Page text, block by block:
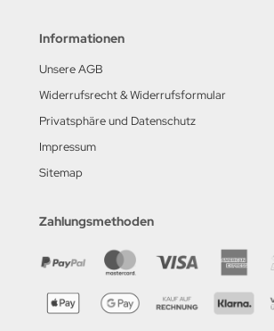
Informationen
Unsere AGB
Widerrufsrecht & Widerrufsformular
Privatsphäre und Datenschutz
Impressum
Sitemap
Zahlungsmethoden